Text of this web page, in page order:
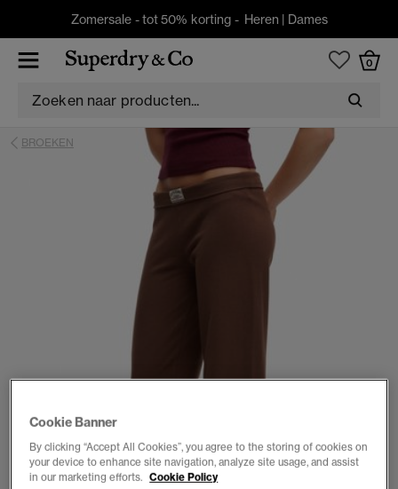
Zomersale - tot 50% korting - Heren | Dames
0
BROEKEN
Cookie Banner
By clicking “Accept All Cookies”, you agree to the storing of cookies on
your device to enhance site navigation, analyze site usage, and assist
in our marketing efforts. Cookie Policy